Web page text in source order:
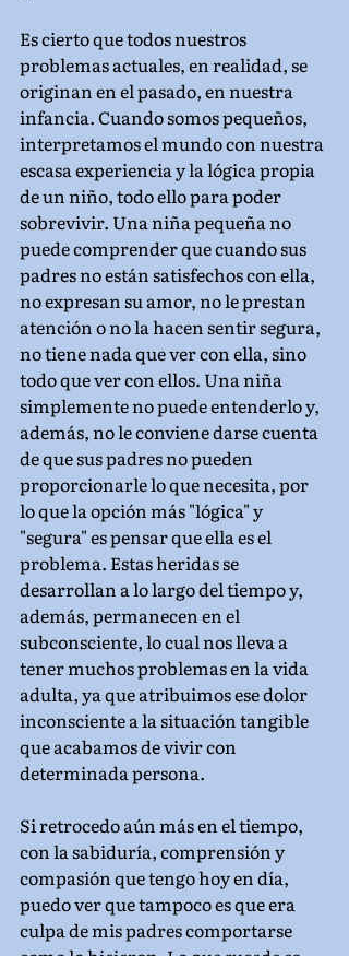
Es cierto que todos nuestros
problemas actuales, en realidad, se
originan en el pasado, en nuestra
infancia. Cuando somos pequeños,
interpretamos el mundo con nuestra
escasa experiencia y la lógica propia
de un niño, todo ello para poder
sobrevivir. Una niña pequeña no
puede comprender que cuando sus
padres no están satisfechos con ella,
no expresan su amor, no le prestan
atención o no la hacen sentir segura,
no tiene nada que ver con ella, sino
todo que ver con ellos. Una niña
simplemente no puede entenderlo y,
además, no le conviene darse cuenta
de que sus padres no pueden
proporcionarle lo que necesita, por
lo que la opción más "lógica" y
"segura" es pensar que ella es el
problema. Estas heridas se
desarrollan a lo largo del tiempo y,
además, permanecen en el
subconsciente, lo cual nos lleva a
tener muchos problemas en la vida
adulta, ya que atribuimos ese dolor
inconsciente a la situación tangible
que acabamos de vivir con
determinada persona.
Si retrocedo aún más en el tiempo,
con la sabiduría, comprensión y
compasión que tengo hoy en día,
puedo ver que tampoco es que era
culpa de mis padres comportarse